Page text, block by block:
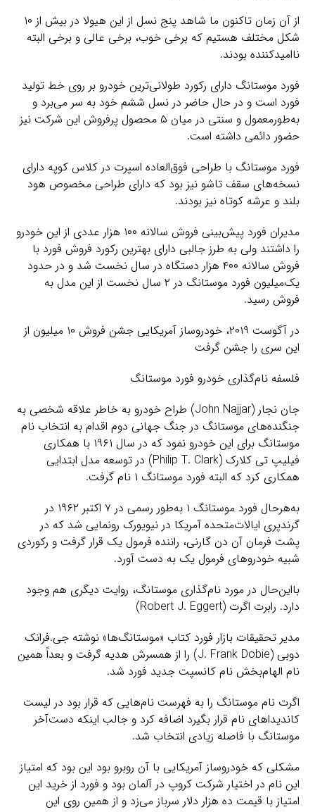
از آن زمان تاکنون ما شاهد پنج نسل از این هیولا در بیش از ۱۰
شکل مختلف هستیم که برخی خوب، برخی عالی و برخی البته
ناامیدکننده بودند.
فورد موستانگ دارای رکورد طولانی‌ترین خودرو بر روی خط تولید
فورد است و در حال حاضر در نسل ششم خود به سر می‌برد و
به‌طورمعمول و سنتی در میان ۵ محصول پرفروش این شرکت نیز
حضور دائمی داشته است.
فورد موستانگ با طراحی فوق‌العاده اسپرت در کلاس کوپه دارای
نسخه‌های سقف تاشو نیز بود که دارای طراحی مخصوص هود
بلند و عرشه کوتاه نیز بودند.
مدیران فورد پیش‌بینی فروش سالانه ۱۰۰ هزار عددی از این خودرو
را داشتند ولی به طرز جالبی دارای بهترین رکورد فروش فورد با
فروش سالانه ۴۰۰ هزار دستگاه در سال نخست شد و در حدود
یک‌میلیون فورد موستانگ در ۲ سال نخست از این مدل به
فروش رسید.
در آگوست ۲۰۱۹، خودروساز آمریکایی جشن فروش ۱۰ میلیون از
این سری را جشن گرفت
فلسفه نام‌گذاری خودرو فورد موستانگ
جان نجار (John Najjar) طراح خودرو به خاطر علاقه شخصی به
جنگنده‌های موستانگ در جنگ جهانی دوم اقدام به انتخاب نام
موستانگ برای این خودرو نمود که در سال ۱۹۶۱ با همکاری
فیلیپ تی کلارک (Philip T. Clark) در توسعه مدل ابتدایی
همکاری کرد که البته فورد موستانگ ۱ نام گرفت.
به‌هرحال فورد موستانگ ۱ به‌طور رسمی در ۷ اکتبر ۱۹۶۲ در
گرندپری ایالات‌متحده آمریکا در نیویورک رونمایی شد که در
پشت فرمان آن دن گارنی، راننده فرمول یک قرار گرفت و رکوردی
شبیه خودروهای فرمول یک به دست آورد.
بااین‌حال در مورد نام‌گذاری موستانگ، روایت دیگری هم وجود
دارد. رابرت اگرت (Robert J. Eggert)
مدیر تحقیقات بازار فورد کتاب «موستانگ‌ها» نوشته جی.فرانک
دوبی (J. Frank Dobie) را از همسرش هدیه گرفت و بعداً همین
نام الهام‌بخش نام کانسپت جدید فورد شد.
اگرت نام موستانگ را به فهرست نام‌هایی که قرار بود در لیست
کاندیداهای نام قرار بگیرد اضافه کرد و جالب اینکه دست‌آخر
موستانگ با فاصله زیادی انتخاب شد.
مشکلی که خودروساز آمریکایی با آن روبرو بود این بود که امتیاز
این نام در اختیار شرکت کروپ در آلمان بود و فورد از خرید این
امتیاز با قیمت ده هزار دلار سرباز می‌زد و از همین روی این